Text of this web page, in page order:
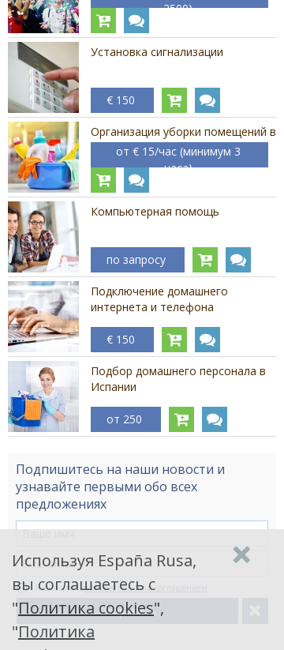
2500)
Установка сигнализации
€ 150
Организация уборки помещений в
Испанииот € 15/час (минимум 3
часа)
Компьютерная помощь
по запросу
Подключение домашнего
интернета и телефона
€ 150
Подбор домашнего персонала в
Испании
от 250
Подпишитесь на наши новости и
узнавайте первыми обо всех
предложениях
Я согласен спользовательским соглашением
Отправить
Используя España Rusa,
вы соглашаетесь с
"Политика cookies",
"Политика